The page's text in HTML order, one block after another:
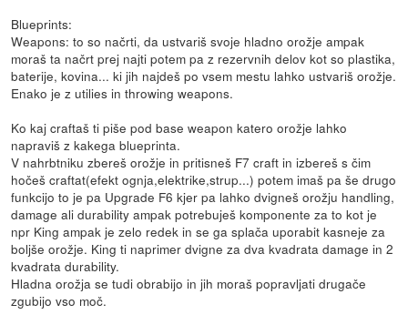
Blueprints:
Weapons: to so načrti, da ustvariš svoje hladno orožje ampak
moraš ta načrt prej najti potem pa z rezervnih delov kot so plastika,
baterije, kovina... ki jih najdeš po vsem mestu lahko ustvariš orožje.
Enako je z utilies in throwing weapons.
Ko kaj craftaš ti piše pod base weapon katero orožje lahko
napraviš z kakega blueprinta.
V nahrbtniku zbereš orožje in pritisneš F7 craft in izbereš s čim
hočeš craftat(efekt ognja,elektrike,strup...) potem imaš pa še drugo
funkcijo to je pa Upgrade F6 kjer pa lahko dvigneš orožju handling,
damage ali durability ampak potrebuješ komponente za to kot je
npr King ampak je zelo redek in se ga splača uporabit kasneje za
boljše orožje. King ti naprimer dvigne za dva kvadrata damage in 2
kvadrata durability.
Hladna orožja se tudi obrabijo in jih moraš popravljati drugače
zgubijo vso moč.